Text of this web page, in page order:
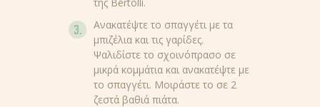
Ανακατέψτε το σπαγγέτι με τα
μπιζέλια και τις γαρίδες.
Ψαλιδίστε το σχοινόπρασο σε
μικρά κομμάτια και ανακατέψτε με
το σπαγγέτι. Μοιράστε το σε 2
ζεστά βαθιά πιάτα.
ΣΗΜΕΙΑ
GR